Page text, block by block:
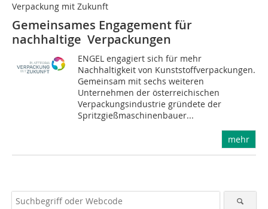
Verpackung mit Zukunft
Gemeinsames Engagement für
nachhaltige Verpackungen
ENGEL engagiert sich für mehr
Nachhaltigkeit von Kunststoffverpackungen.
Gemeinsam mit sechs weiteren
Unternehmen der österreichischen
Verpackungsindustrie gründete der
Spritzgießmaschinenbauer...
mehr